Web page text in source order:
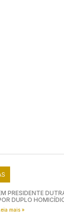
PRESIDENTE
DUPLO
mais »